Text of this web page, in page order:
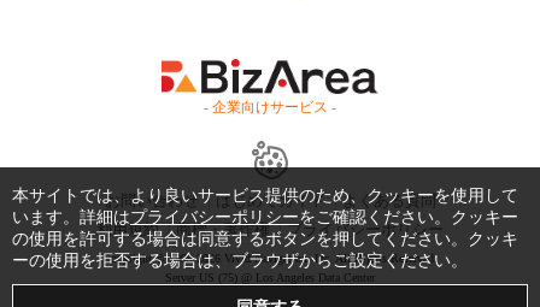
- 企業向けサービス -
お問い合わせ はじめてガイド
よくある質問
利用規約
商標・著作権 プライバシーポリシー
Copyright © 1999-2026 Vivid Navigation, Inc. All Rights Reserved.
Server US (75) @ Los Angeles Data Center
本サイトでは、より良いサービス提供のため、クッキーを使用して
います。詳細はプライバシーポリシーをご確認ください。クッキー
の使用を許可する場合は同意するボタンを押してください。クッキ
ーの使用を拒否する場合は、ブラウザからご設定ください。